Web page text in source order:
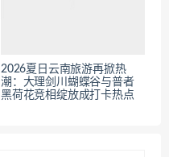
2026夏日云南旅游再掀热
潮：大理剑川蝴蝶谷与普者
黑荷花竞相绽放成打卡热点